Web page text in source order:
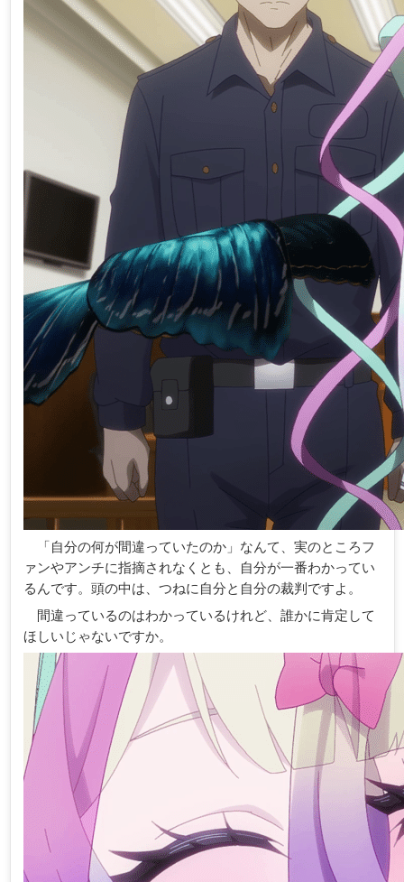
「自分の何が間違っていたのか」なんて、実のところフ
ァンやアンチに指摘されなくとも、自分が一番わかってい
るんです。頭の中は、つねに自分と自分の裁判ですよ。
間違っているのはわかっているけれど、誰かに肯定して
ほしいじゃないですか。